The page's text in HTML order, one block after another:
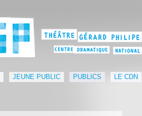
JEUNE PUBLIC PUBLICS LE CDN